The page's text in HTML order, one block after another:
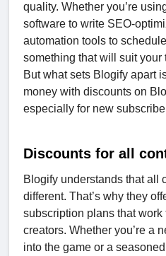
quality. Whether you’re
software to write SEO-
automation tools to
something that will suit your
But what sets Blogify apart
money with discounts on
especially for new
Discounts for all
Blogify understands that all
different. That’s why they
subscription plans that work
creators. Whether you’re a
into the game or a